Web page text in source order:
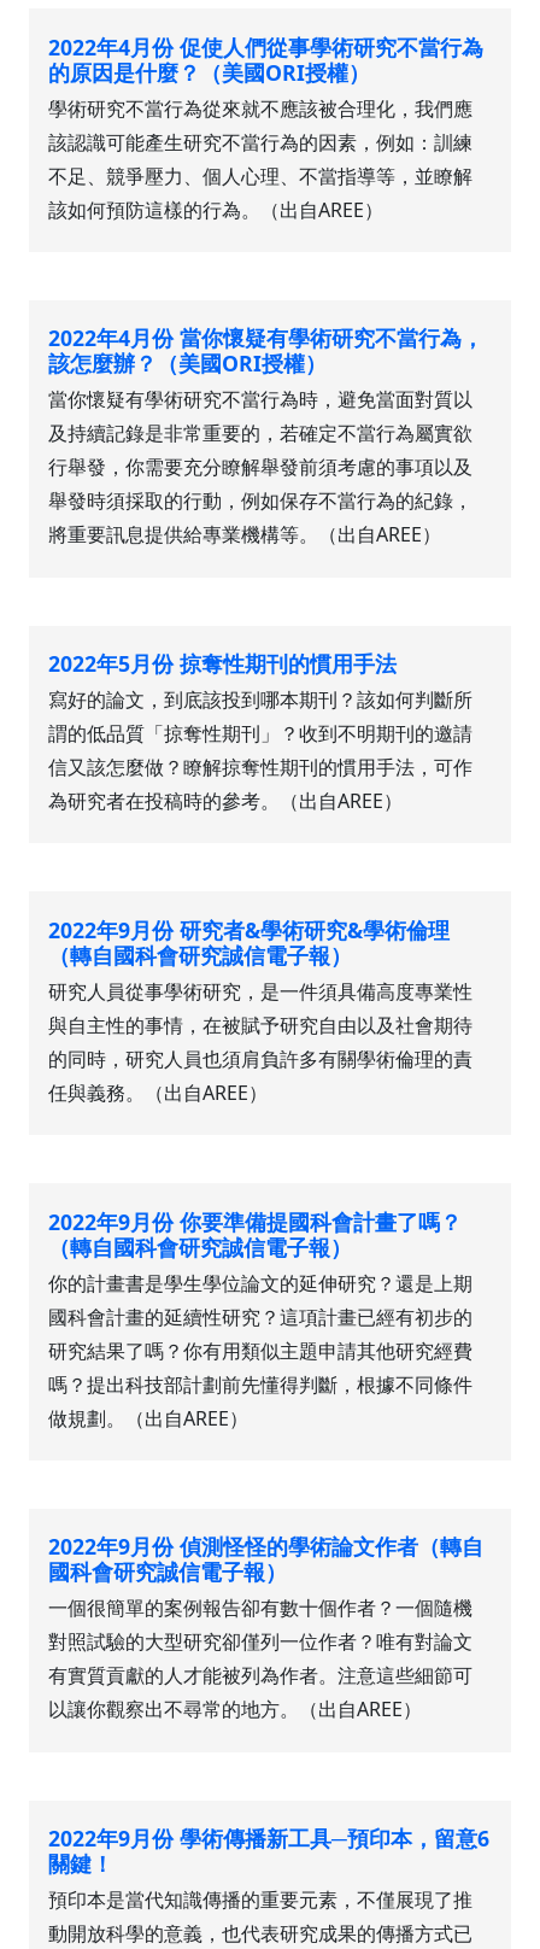
2022年4月份 促使人們從事學術研究不當行為
的原因是什麼？（美國ORI授權）
學術研究不當行為從來就不應該被合理化，我們應
該認識可能產生研究不當行為的因素，例如：訓練
不足、競爭壓力、個人心理、不當指導等，並瞭解
該如何預防這樣的行為。（出自AREE）
2022年4月份 當你懷疑有學術研究不當行為，
該怎麼辦？（美國ORI授權）
當你懷疑有學術研究不當行為時，避免當面對質以
及持續記錄是非常重要的，若確定不當行為屬實欲
行舉發，你需要充分瞭解舉發前須考慮的事項以及
舉發時須採取的行動，例如保存不當行為的紀錄，
將重要訊息提供給專業機構等。（出自AREE）
2022年5月份 掠奪性期刊的慣用手法
寫好的論文，到底該投到哪本期刊？該如何判斷所
謂的低品質「掠奪性期刊」？收到不明期刊的邀請
信又該怎麼做？瞭解掠奪性期刊的慣用手法，可作
為研究者在投稿時的參考。（出自AREE）
2022年9月份 研究者&學術研究&學術倫理
（轉自國科會研究誠信電子報）
研究人員從事學術研究，是一件須具備高度專業性
與自主性的事情，在被賦予研究自由以及社會期待
的同時，研究人員也須肩負許多有關學術倫理的責
任與義務。（出自AREE）
2022年9月份 你要準備提國科會計畫了嗎？
（轉自國科會研究誠信電子報）
你的計畫書是學生學位論文的延伸研究？還是上期
國科會計畫的延續性研究？這項計畫已經有初步的
研究結果了嗎？你有用類似主題申請其他研究經費
嗎？提出科技部計劃前先懂得判斷，根據不同條件
做規劃。（出自AREE）
2022年9月份 偵測怪怪的學術論文作者（轉自
國科會研究誠信電子報）
一個很簡單的案例報告卻有數十個作者？一個隨機
對照試驗的大型研究卻僅列一位作者？唯有對論文
有實質貢獻的人才能被列為作者。注意這些細節可
以讓你觀察出不尋常的地方。（出自AREE）
2022年9月份 學術傳播新工具─預印本，留意6
關鍵！
預印本是當代知識傳播的重要元素，不僅展現了推
動開放科學的意義，也代表研究成果的傳播方式已